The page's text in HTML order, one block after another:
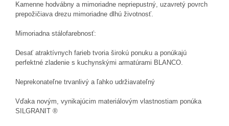
Kamenne hodvábny a mimoriadne nepriepustný, uzavretý povrch
prepožičiava drezu mimoriadne dlhú životnosť.
Mimoriadna stálofarebnosť:
Desať atraktívnych farieb tvoria širokú ponuku a ponúkajú
perfektné zladenie s kuchynskými armatúrami BLANCO.
Neprekonateľne trvanlivý a ľahko udržiavateľný
Vďaka novým, vynikajúcim materiálovým vlastnostiam ponúka
SILGRANIT ®